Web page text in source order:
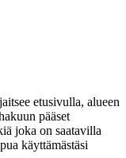
etusivulla, alueen
pääset
joka on saatavilla
käyttämästäsi